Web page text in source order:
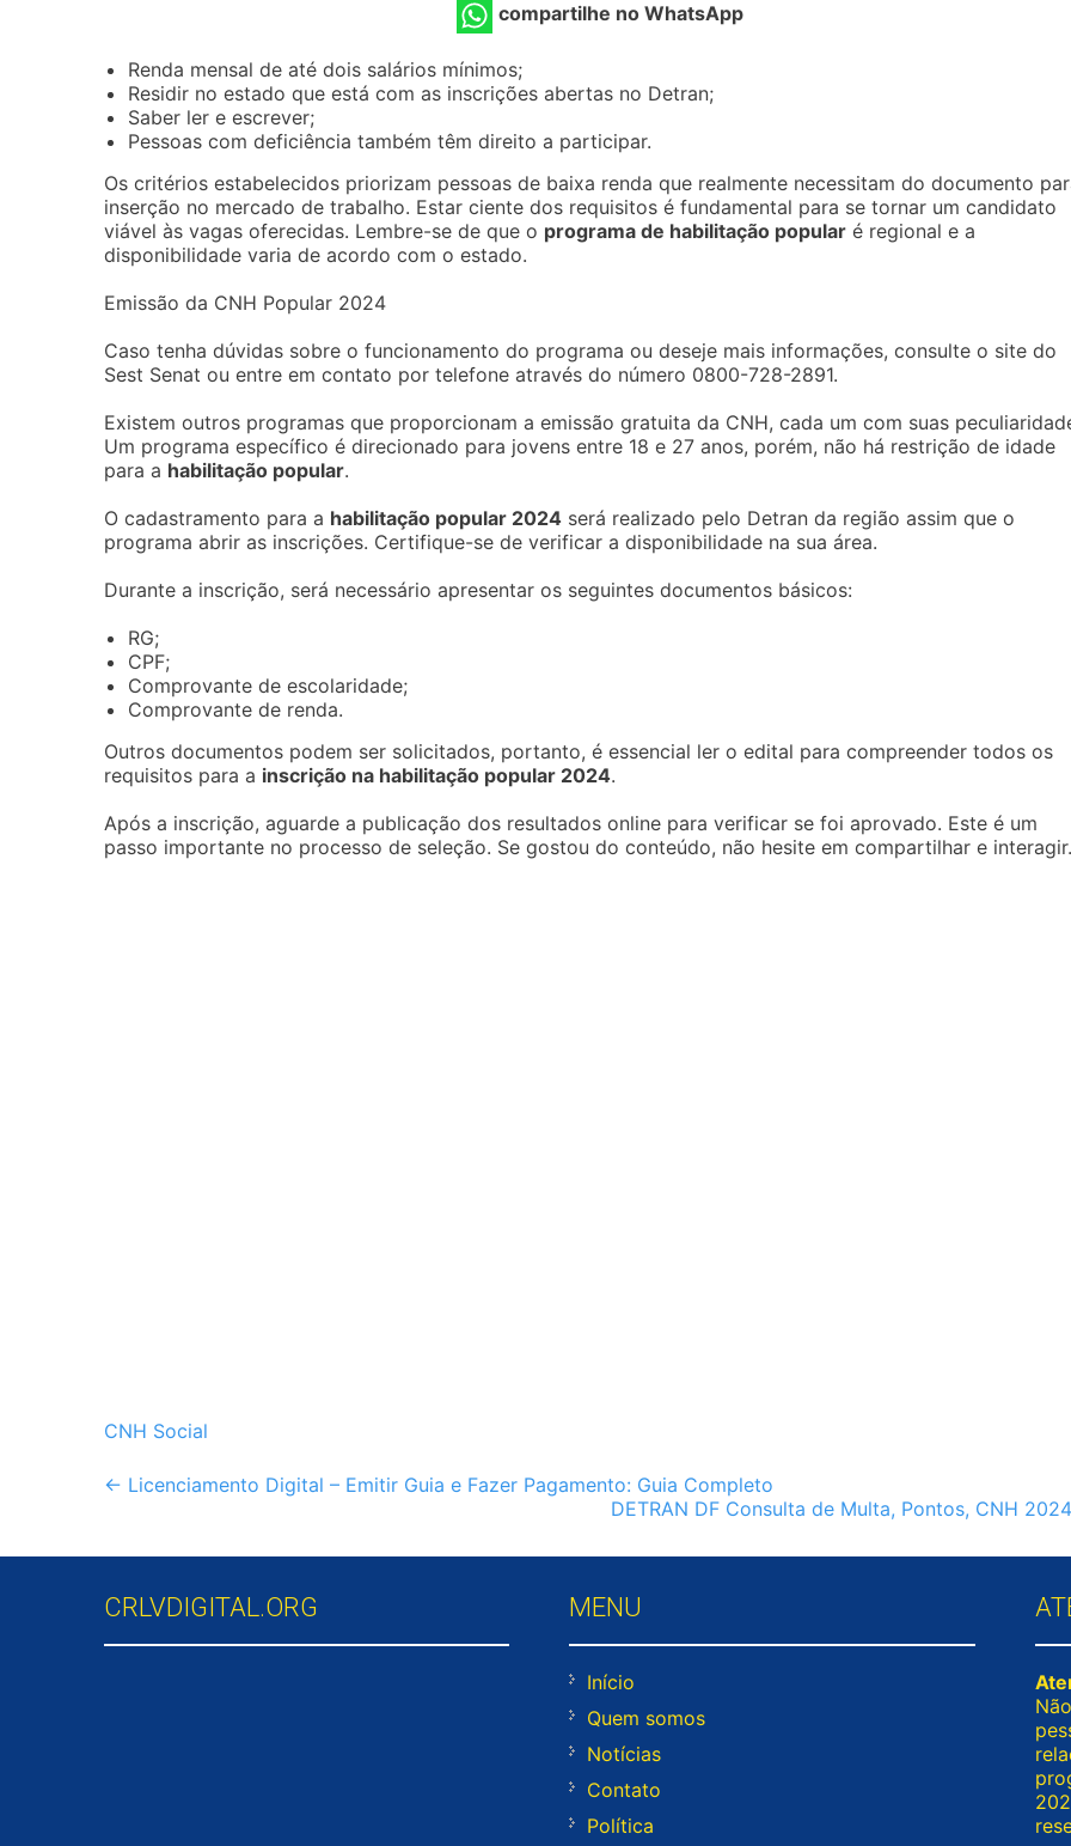
compartilhe no WhatsApp
Renda mensal de até dois salários mínimos;
Residir no estado que está com as inscrições abertas no Detran;
Saber ler e escrever;
Pessoas com deficiência também têm direito a participar.
Os critérios estabelecidos priorizam pessoas de baixa renda que realmente necessitam do documento
inserção no mercado de trabalho. Estar ciente dos requisitos é fundamental para se tornar um candidato
viável às vagas oferecidas. Lembre-se de que o programa de habilitação popular é regional e a
disponibilidade varia de acordo com o estado.
Emissão da CNH Popular 2024
Caso tenha dúvidas sobre o funcionamento do programa ou deseje mais informações, consulte o site do
Sest Senat ou entre em contato por telefone através do número 0800-728-2891.
Existem outros programas que proporcionam a emissão gratuita da CNH, cada um com suas
Um programa específico é direcionado para jovens entre 18 e 27 anos, porém, não há restrição de idade
para a habilitação popular.
O cadastramento para a habilitação popular 2024 será realizado pelo Detran da região assim que o
programa abrir as inscrições. Certifique-se de verificar a disponibilidade na sua área.
Durante a inscrição, será necessário apresentar os seguintes documentos básicos:
RG;
CPF;
Comprovante de escolaridade;
Comprovante de renda.
Outros documentos podem ser solicitados, portanto, é essencial ler o edital para compreender todos os
requisitos para a inscrição na habilitação popular 2024.
Após a inscrição, aguarde a publicação dos resultados online para verificar se foi aprovado. Este é um
passo importante no processo de seleção. Se gostou do conteúdo, não hesite em compartilhar e interagir.
CNH Social
Post
← Licenciamento Digital – Emitir Guia e Fazer Pagamento: Guia Completo
DETRAN DF Consulta de Multa, Pontos, CNH
CRLVDIGITAL.ORG MENU
Início
Quem somos
Notícias
Contato
Política